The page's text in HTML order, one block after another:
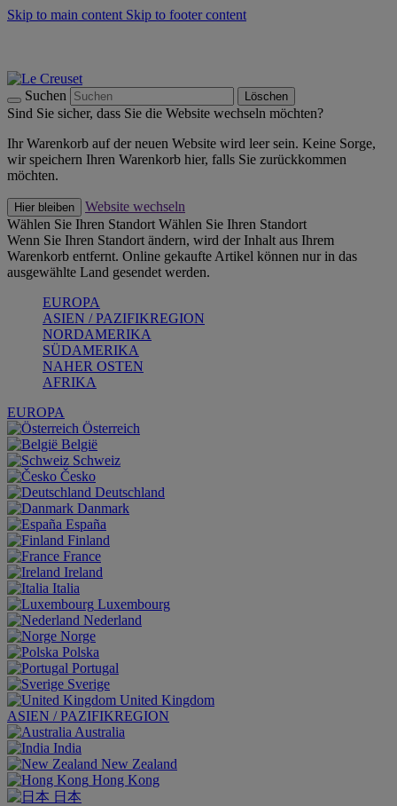
Skip to main content Skip to footer content
Suchen Löschen
Sind Sie sicher, dass Sie die Website wechseln möchten?
Ihr Warenkorb auf der neuen Website wird leer sein. Keine Sorge,
wir speichern Ihren Warenkorb hier, falls Sie zurückkommen
möchten.
Hier bleiben
Website wechseln
Wählen Sie Ihren Standort Wählen Sie Ihren Standort
Wenn Sie Ihren Standort ändern, wird der Inhalt aus Ihrem
Warenkorb entfernt. Online gekaufte Artikel können nur in das
ausgewählte Land gesendet werden.
EUROPA
ASIEN / PAZIFIKREGION
NORDAMERIKA
SÜDAMERIKA
NAHER OSTEN
AFRIKA
EUROPA
Österreich
België
Schweiz
Česko
Deutschland
Danmark
España
Finland
France
Ireland
Italia
Luxembourg
Nederland
Norge
Polska
Portugal
Sverige
United Kingdom
ASIEN / PAZIFIKREGION
Australia
India
New Zealand
Hong Kong
日本